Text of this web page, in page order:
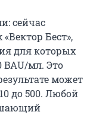
cейчас
Бест»,
для которых
BAU/мл. Это
может
до 500. Любой